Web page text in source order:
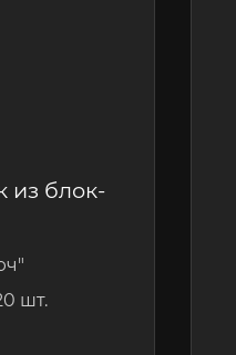
из блок-
шт.